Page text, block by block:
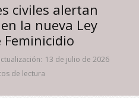
civiles alertan
la nueva Ley
Feminicidio
13 de julio de 2026
de lectura